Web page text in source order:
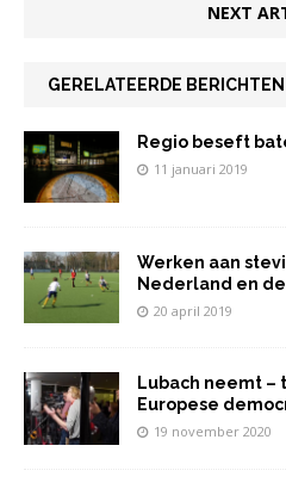
NEXT
GERELATEERDE BERICHTEN
Regio beseft
11 januari 2019
Werken aan
Nederland en de
20 april 2019
Lubach neemt –
Europese
19 november 2020